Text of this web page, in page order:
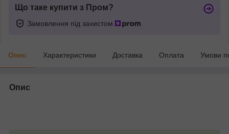
Що таке купити з Пром?
Замовлення під захистом
Опис Характеристики Доставка Оплата Умови
Опис